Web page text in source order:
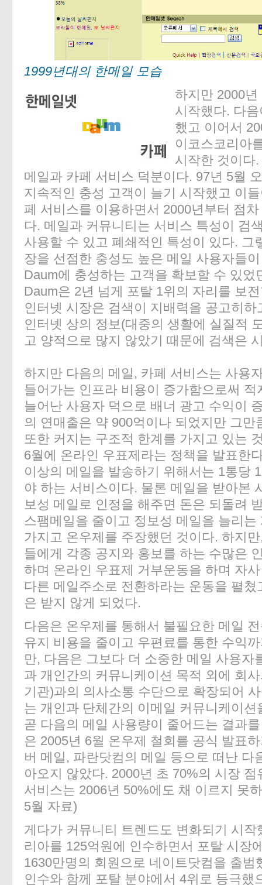
1999년대의 한메일 모습
하지만 2000
시작했다. 다
했고 이어서
이코스코리아
시작한 것이다
메일과 카페 서비스 덕분이다. 97년 5월
지속적인 충성 고객이 늘기 시작했고 이
페 서비스를 이용하면서 2000년부터 점
다. 메일과 커뮤니티는 서비스 특성이 검
사용할 수 있고 폐쇄적인 특성이 있다. 그
장을 선점한 충성도 높은 메일 사용자들
Daum에 충성하는 고객을 확보할 수 있
Daum은 2년 넘게 포탈 1위의 자리를 보
인터넷 시장은 검색이 지배력을 공고히
인터넷 상의 정보(대중의 생활에 실질적
고 양적으로 많지 않았기 때문에 검색은
하지만 다음의 메일, 카페 서비스는 사용
들어가는 인프라 비용이 증가함으로써
늘어난 사용자 덕으로 배너 광고 수익이
의 연매출은 약 900억이나 되었지만 그
또한 커지는 구조적 한계를 가지고 있는
6월에 온라인 우표제라는 정책을 발표한
이상의 메일을 발송하기 위해서는 1통당
야 하는 서비스이다. 물론 메일을 받아본
보성 메일로 인정을 해주면 돈은 되돌려
스팸메일을 줄이고 정보성 메일을 늘리
가지고 온우제를 주장했던 것이다. 하지
들에게 각종 공지와 홍보를 하는 수많은
하며 온라인 우표제 거부운동을 하며 자
다른 메일주소로 전환하라는 운동을 펼
은 받지 않게 되었다.
다음은 온우제를 통해서 불필요한 메일
유지 비용을 줄이고 우편료를 통한 수익
만, 다음은 그보다 더 소중한 메일 사용자
과 개인간의 커뮤니케이션 목적 외에 회
기관)과의 의사소통 수단으로 확장되어
는 개인과 단체간의 이메일 커뮤니케이
곧 다음의 메일 사용량이 줄어드는 결과
은 2005년 6월 온우제 철회를 공식 발표
버 메일, 파란닷컴의 메일 등으로 떠난 다
아오지 않았다. 2000년 초 70%의 시장
서비스는 2006년 50%에도 채 이르지 못
5월 자료)
게다가 커뮤니티 트렌드도 변화되기 시
리아를 125억원에 인수하면서 포탈 시장
1630만명의 회원으로 네이트닷컴을 출
인수와 함께 포탈 분야에서 4위로 등극했